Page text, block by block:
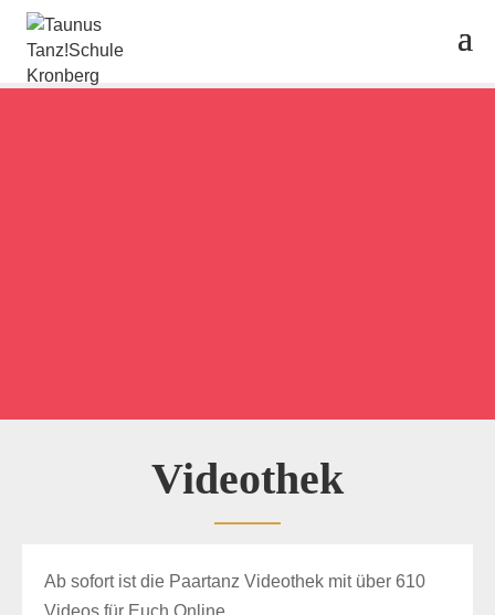
Videothek
Ab sofort ist die Paartanz Videothek mit über 610
Videos für Euch Online.